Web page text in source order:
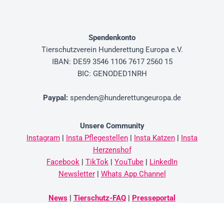
Spendenkonto
Tierschutzverein Hunderettung Europa e.V.
IBAN: DE59 3546 1106 7617 2560 15
BIC: GENODED1NRH
Paypal : spenden@hunderettungeuropa.de
Unsere Community
Instagram | Insta Pflegestellen | Insta Katzen | Insta
Herzenshof
Facebook | TikTok | YouTube | LinkedIn
Newsletter| Whats App Channel
News | Tierschutz-FAQ | Presseportal